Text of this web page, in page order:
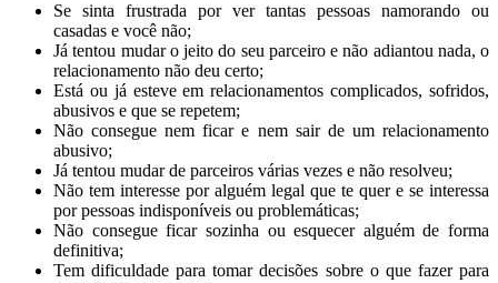
Se sinta frustrada por ver tantas pessoas namorando ou
casadas e você não;
Já tentou mudar o jeito do seu parceiro e não adiantou nada, o
relacionamento não deu certo;
Está ou já esteve em relacionamentos complicados, sofridos,
abusivos e que se repetem;
Não consegue nem ficar e nem sair de um relacionamento
abusivo;
Já tentou mudar de parceiros várias vezes e não resolveu;
Não tem interesse por alguém legal que te quer e se interessa
por pessoas indisponíveis ou problemáticas;
Não consegue ficar sozinha ou esquecer alguém de forma
definitiva;
Tem dificuldade para tomar decisões sobre o que fazer para